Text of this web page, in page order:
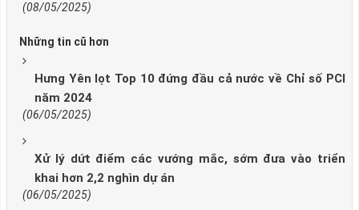
(08/05/2025)
Những tin cũ hơn
Hưng Yên lọt Top 10 đứng đầu cả nước về Chỉ số PCI
năm 2024
(06/05/2025)
Xử lý dứt điểm các vướng mắc, sớm đưa vào triển
khai hơn 2,2 nghìn dự án
(06/05/2025)